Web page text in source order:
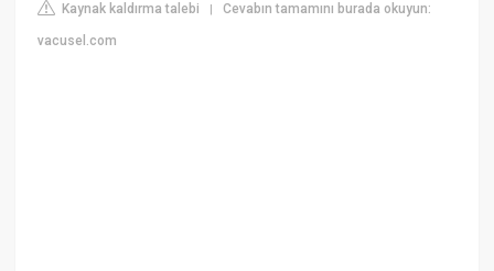
Kaynak kaldırma talebi |Cevabın tamamını burada okuyun:
vacusel.com